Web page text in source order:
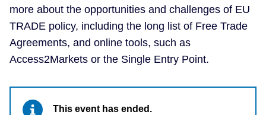
more about the opportunities and challenges of EU
TRADE policy, including the long list of Free Trade
Agreements, and online tools, such as
Access2Markets or the Single Entry Point.
This event has ended.